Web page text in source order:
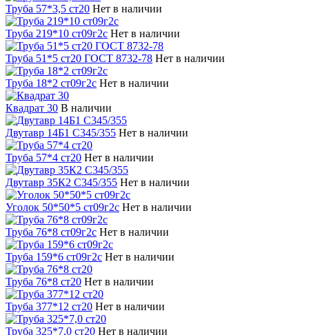
Труба 57*3,5 ст20 Нет в наличии
Труба 219*10 ст09г2с Нет в наличии
Труба 51*5 ст20 ГОСТ 8732-78 Нет в наличии
Труба 18*2 ст09г2с Нет в наличии
Квадрат 30 В наличии
Двутавр 14Б1 С345/355 Нет в наличии
Труба 57*4 ст20 Нет в наличии
Двутавр 35К2 С345/355 Нет в наличии
Уголок 50*50*5 ст09г2с Нет в наличии
Труба 76*8 ст09г2с Нет в наличии
Труба 159*6 ст09г2с Нет в наличии
Труба 76*8 ст20 Нет в наличии
Труба 377*12 ст20 Нет в наличии
Труба 325*7,0 ст20 Нет в наличии